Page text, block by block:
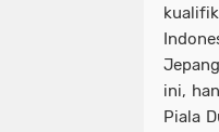
ini,
Piala